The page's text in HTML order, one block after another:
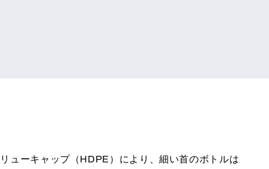
ューキャップ（HDPE）により、細い首のボトルは